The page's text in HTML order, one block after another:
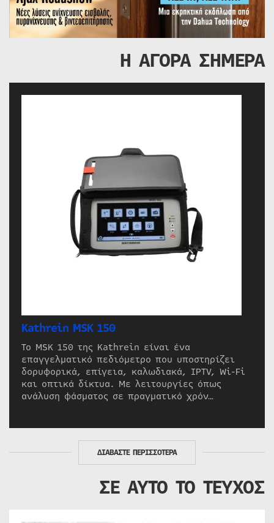
Η ΑΓΟΡΑ ΣΗΜΕΡΑ
Kathrein MSK 150
Το MSK 150 της Kathrein είναι ένα
επαγγελματικό πεδιόμετρο που υποστηρίζει
δορυφορικά, επίγεια, καλωδιακά, IPTV, Wi-Fi
και οπτικά δίκτυα. Με λειτουργίες όπως
ανάλυση φάσματος σε πραγματικό χρόν…
ΔΙΑΒΑΣΤΕ ΠΕΡΙΣΣΟΤΕΡΑ
ΣΕ ΑΥΤΟ ΤΟ ΤΕΥΧΟΣ